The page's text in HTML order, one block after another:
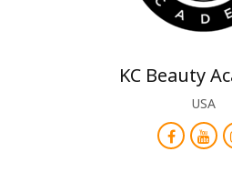
KC Beauty
USA